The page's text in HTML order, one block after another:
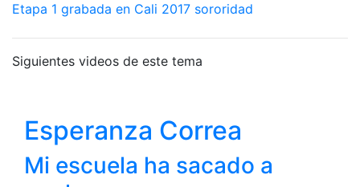
Etapa 1 grabada en Cali 2017 sororidad
Siguientes videos de este tema
Esperanza Correa
Mi escuela ha sacado a